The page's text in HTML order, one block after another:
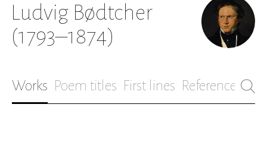
Ludvig Bødtcher
(1793–1874)
Works Poem titles First lines References